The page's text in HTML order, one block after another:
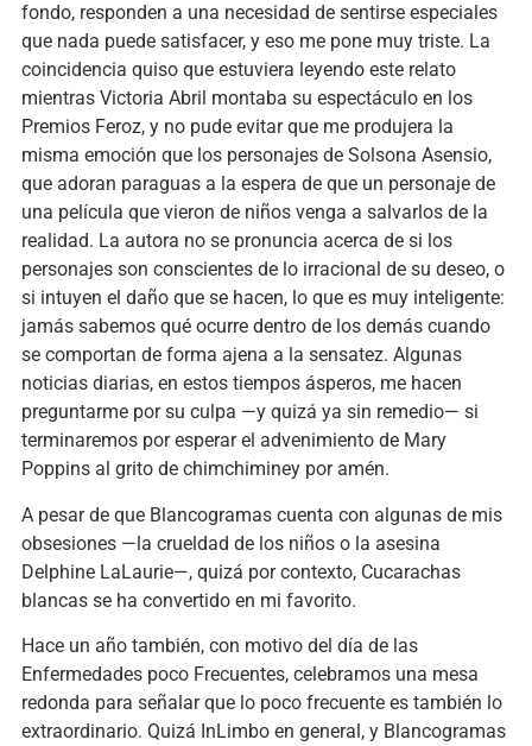
fondo, responden a una necesidad de sentirse especiales
que nada puede satisfacer, y eso me pone muy triste. La
coincidencia quiso que estuviera leyendo este relato
mientras Victoria Abril montaba su espectáculo en los
Premios Feroz, y no pude evitar que me produjera la
misma emoción que los personajes de Solsona Asensio,
que adoran paraguas a la espera de que un personaje de
una película que vieron de niños venga a salvarlos de la
realidad. La autora no se pronuncia acerca de si los
personajes son conscientes de lo irracional de su deseo, o
si intuyen el daño que se hacen, lo que es muy inteligente:
jamás sabemos qué ocurre dentro de los demás cuando
se comportan de forma ajena a la sensatez. Algunas
noticias diarias, en estos tiempos ásperos, me hacen
preguntarme por su culpa —y quizá ya sin remedio— si
terminaremos por esperar el advenimiento de Mary
Poppins al grito de chimchiminey por amén.
A pesar de que Blancogramas cuenta con algunas de mis
obsesiones —la crueldad de los niños o la asesina
Delphine LaLaurie—, quizá por contexto, Cucarachas
blancas se ha convertido en mi favorito.
Hace un año también, con motivo del día de las
Enfermedades poco Frecuentes, celebramos una mesa
redonda para señalar que lo poco frecuente es también lo
extraordinario. Quizá InLimbo en general, y Blancogramas